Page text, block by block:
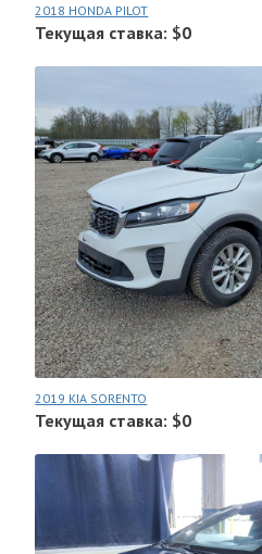
2018 HONDA PILOT
Текущая ставка: $0
2019 KIA SORENTO
Текущая ставка: $0